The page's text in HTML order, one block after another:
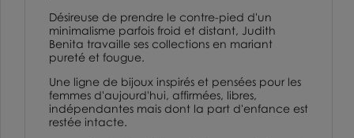
Désireuse de prendre le contre-pied d'un
minimalisme parfois froid et distant, Judith
Benita travaille ses collections en mariant
pureté et fougue.
Une ligne de bijoux inspirés et pensées pour les
femmes d'aujourd'hui, affirmées, libres,
indépendantes mais dont la part d'enfance est
restée intacte.